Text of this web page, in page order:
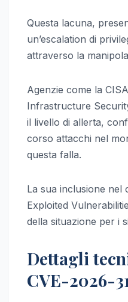
Questa lacuna,
un’escalation di
attraverso la
Agenzie come la
Infrastructure
il livello di allerta,
corso attacchi nel
questa falla.
La sua inclusione nel
Exploited
della situazione per i
Dettagli
CVE-2026-